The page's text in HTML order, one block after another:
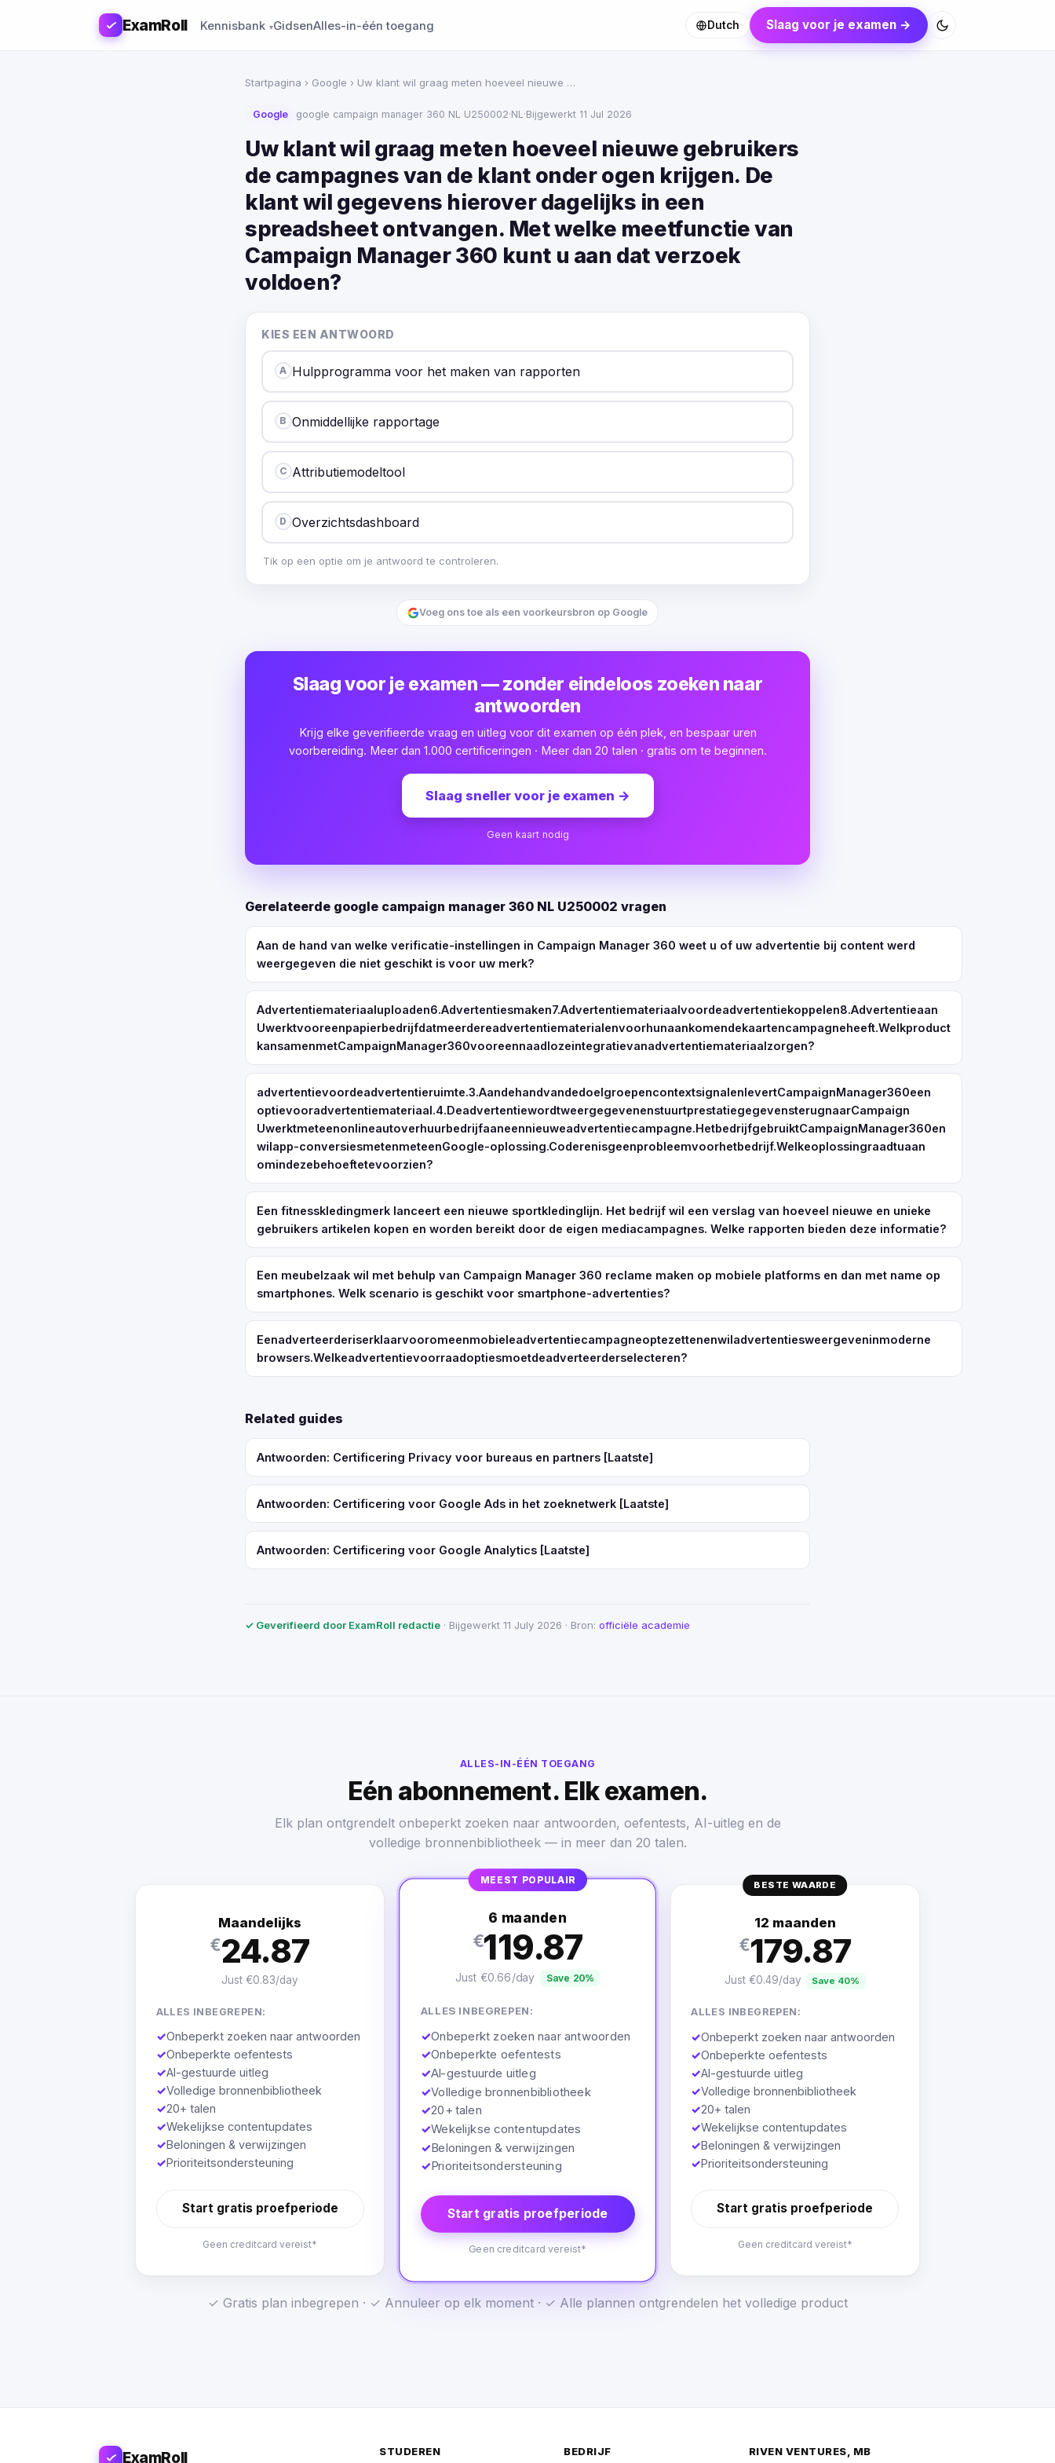
ExamRoll Kennisbank GidsenAlles-in-één toegang Dutch Slaag voor je examen →
Startpagina › Google › Uw klant wil graag meten hoeveel nieuwe …
Google google campaign manager 360 NL U250002·NL·Bijgewerkt 11 Jul 2026
Uw klant wil graag meten hoeveel nieuwe gebruikers
de campagnes van de klant onder ogen krijgen. De
klant wil gegevens hierover dagelijks in een
spreadsheet ontvangen. Met welke meetfunctie van
Campaign Manager 360 kunt u aan dat verzoek
voldoen?
KIES EEN ANTWOORD
A Hulpprogramma voor het maken van rapporten
B Onmiddellijke rapportage
C Attributiemodeltool
D Overzichtsdashboard
Tik op een optie om je antwoord te controleren.
Voeg ons toe als een voorkeursbron op Google
Slaag voor je examen — zonder eindeloos zoeken naar
antwoorden
Krijg elke geverifieerde vraag en uitleg voor dit examen op één plek, en bespaar uren
voorbereiding. Meer dan 1.000 certificeringen · Meer dan 20 talen · gratis om te beginnen.
Slaag sneller voor je examen →
Geen kaart nodig
Gerelateerde google campaign manager 360 NL U250002 vragen
Aan de hand van welke verificatie-instellingen in Campaign Manager 360 weet u of uw advertentie bij content werd
weergegeven die niet geschikt is voor uw merk?
Advertentiemateriaaluploaden6.Advertentiesmaken7.Advertentiemateriaalvoordeadvertentiekoppelen8.Advertentieaan
Uwerktvooreenpapierbedrijfdatmeerdereadvertentiematerialenvoorhunaankomendekaartencampagneheeft.Welkproduct
kansamenmetCampaignManager360vooreennaadlozeintegratievanadvertentiemateriaalzorgen?
advertentievoordeadvertentieruimte.3.AandehandvandedoelgroepencontextsignalenlevertCampaignManager360een
optievooradvertentiemateriaal.4.DeadvertentiewordtweergegevenenstuurtprestatiegegevensterugnaarCampaign
Uwerktmeteenonlineautoverhuurbedrijfaaneennieuweadvertentiecampagne.HetbedrijfgebruiktCampaignManager360en
wilapp-conversiesmetenmeteenGoogle-oplossing.Coderenisgeenprobleemvoorhetbedrijf.Welkeoplossingraadtuaan
omindezebehoeftetevoorzien?
Een fitnesskledingmerk lanceert een nieuwe sportkledinglijn. Het bedrijf wil een verslag van hoeveel nieuwe en unieke
gebruikers artikelen kopen en worden bereikt door de eigen mediacampagnes. Welke rapporten bieden deze informatie?
Een meubelzaak wil met behulp van Campaign Manager 360 reclame maken op mobiele platforms en dan met name op
smartphones. Welk scenario is geschikt voor smartphone-advertenties?
Eenadverteerderiserklaarvooromeenmobieleadvertentiecampagneoptezettenenwiladvertentiesweergeveninmoderne
browsers.Welkeadvertentievoorraadoptiesmoetdeadverteerderselecteren?
Related guides
Antwoorden: Certificering Privacy voor bureaus en partners [Laatste]
Antwoorden: Certificering voor Google Ads in het zoeknetwerk [Laatste]
Antwoorden: Certificering voor Google Analytics [Laatste]
✓ Geverifieerd door ExamRoll redactie · Bijgewerkt 11 July 2026 · Bron: officiële academie
ALLES-IN-ÉÉN TOEGANG
Eén abonnement. Elk examen.
Elk plan ontgrendelt onbeperkt zoeken naar antwoorden, oefentests, AI-uitleg en de
volledige bronnenbibliotheek — in meer dan 20 talen.
Maandelijks
€24.87
Just €0.83/day
ALLES INBEGREPEN:
✓Onbeperkt zoeken naar antwoorden
✓Onbeperkte oefentests
✓AI-gestuurde uitleg
✓Volledige bronnenbibliotheek
✓20+ talen
✓Wekelijkse contentupdates
✓Beloningen & verwijzingen
✓Prioriteitsondersteuning
Start gratis proefperiode
Geen creditcard vereist*
MEEST POPULAIR
6 maanden
€119.87
Just €0.66/day Save 20%
ALLES INBEGREPEN:
✓Onbeperkt zoeken naar antwoorden
✓Onbeperkte oefentests
✓AI-gestuurde uitleg
✓Volledige bronnenbibliotheek
✓20+ talen
✓Wekelijkse contentupdates
✓Beloningen & verwijzingen
✓Prioriteitsondersteuning
Start gratis proefperiode
Geen creditcard vereist*
BESTE WAARDE
12 maanden
€179.87
Just €0.49/day Save 40%
ALLES INBEGREPEN:
✓Onbeperkt zoeken naar antwoorden
✓Onbeperkte oefentests
✓AI-gestuurde uitleg
✓Volledige bronnenbibliotheek
✓20+ talen
✓Wekelijkse contentupdates
✓Beloningen & verwijzingen
✓Prioriteitsondersteuning
Start gratis proefperiode
Geen creditcard vereist*
✓ Gratis plan inbegrepen · ✓ Annuleer op elk moment · ✓ Alle plannen ontgrendelen het volledige product
ExamRoll STUDEREN BEDRIJF RIVEN VENTURES, MB